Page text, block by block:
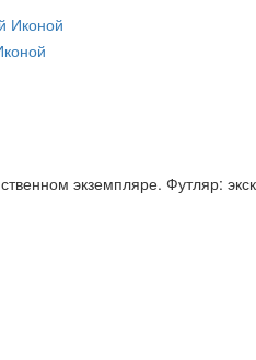
экземпляре. Футляр: